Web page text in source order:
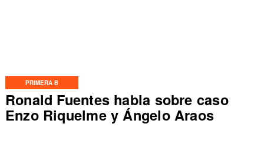
PRIMERA B
Ronald Fuentes habla sobre caso
Enzo Riquelme y Ángelo Araos